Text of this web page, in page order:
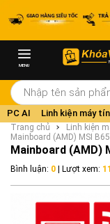
MENU
PC AI Linh kiện máy
Trang chủ Linh kiện
Mainboard (AMD) MSI
Mainboard (AMD)
Bình luận: 0 | Lượt xem: